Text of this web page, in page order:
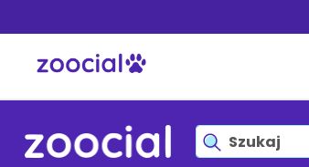
treści